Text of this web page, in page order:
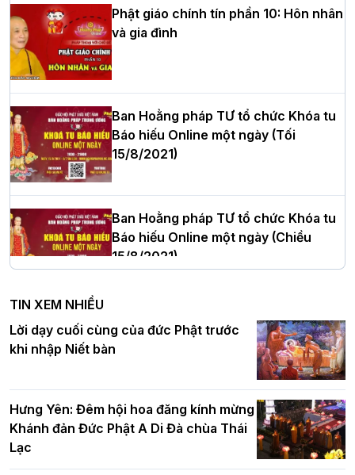
Hòa thượng Thích Quảng Tùng tái đắc
cử Trưởng BTS GHPGVN thành phố Hải
Phòng nhiệm kỳ 2026 – 2031
Thượng tọa Thích Tâm Chính được suy
cử tân Trưởng ban Trị sự GHPGVN tỉnh
Hà Nội: Tăng Ni Trường hạ Bồ Đề trang
nghiêm tác pháp Tiền an cư PL.2570 –
DL.2026
chúc mừng Phật đản BTS GHPGVN TP.
Hà Nội
Phật giáo chính tín phần 10: Hôn nhân
và gia đình
Ban Hoằng pháp TƯ tổ chức Khóa tu
Báo hiếu Online một ngày (Tối
15/8/2021)
Ban Hoằng pháp TƯ tổ chức Khóa tu
Báo hiếu Online một ngày (Chiều
15/8/2021)
Ban Hoằng pháp TƯ tổ chức Khóa tu
Báo hiếu Online một ngày (Sáng
15/8/2021)
Tinh thần yêu nước của Phật giáo
TIN XEM NHIỀU
Lời dạy cuối cùng của đức Phật trước
khi nhập Niết bàn
Hưng Yên: Đêm hội hoa đăng kính mừng
Khánh đản Đức Phật A Di Đà chùa Thái
Lạc